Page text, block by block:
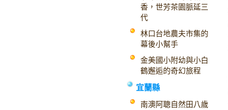
香，世芳茶園脈延三
代
林口台地農夫市集的
幕後小幫手
金美國小附幼與小白
鶴邂逅的奇幻旅程
宜蘭縣
南澳阿聰自然田八歲